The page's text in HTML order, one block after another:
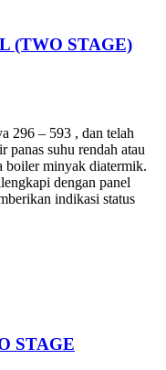
(TWO STAGE)
296 – 593 , dan telah
panas suhu rendah atau
boiler minyak diatermik.
dengan panel
indikasi status
STAGE